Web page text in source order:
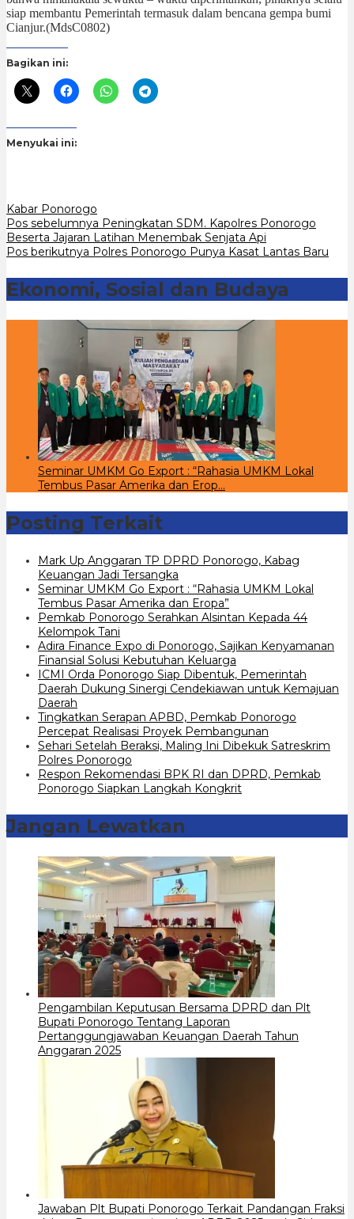
siap membantu Pemerintah termasuk dalam bencana gempa bumi
Cianjur.(MdsC0802)
Bagikan ini:
Menyukai ini:
Kabar Ponorogo
Navigasi
pos
Pos sebelumnya Peningkatan SDM. Kapolres Ponorogo
Beserta Jajaran Latihan Menembak Senjata Api
Pos berikutnya Polres Ponorogo Punya Kasat Lantas Baru
Ekonomi, Sosial dan Budaya
Seminar UMKM Go Export : “Rahasia UMKM Lokal
Tembus Pasar Amerika dan Erop…
Posting Terkait
Mark Up Anggaran TP DPRD Ponorogo, Kabag
Keuangan Jadi Tersangka
Seminar UMKM Go Export : “Rahasia UMKM Lokal
Tembus Pasar Amerika dan Eropa”
Pemkab Ponorogo Serahkan Alsintan Kepada 44
Kelompok Tani
Adira Finance Expo di Ponorogo, Sajikan Kenyamanan
Finansial Solusi Kebutuhan Keluarga
ICMI Orda Ponorogo Siap Dibentuk, Pemerintah
Daerah Dukung Sinergi Cendekiawan untuk Kemajuan
Daerah
Tingkatkan Serapan APBD, Pemkab Ponorogo
Percepat Realisasi Proyek Pembangunan
Sehari Setelah Beraksi, Maling Ini Dibekuk Satreskrim
Polres Ponorogo
Respon Rekomendasi BPK RI dan DPRD, Pemkab
Ponorogo Siapkan Langkah Kongkrit
Jangan Lewatkan
Pengambilan Keputusan Bersama DPRD dan Plt
Bupati Ponorogo Tentang Laporan
Pertanggungjawaban Keuangan Daerah Tahun
Anggaran 2025
Jawaban Plt Bupati Ponorogo Terkait Pandangan Fraksi